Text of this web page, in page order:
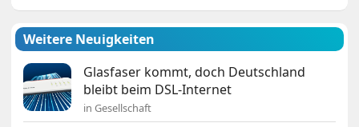
Weitere Neuigkeiten
Glasfaser kommt, doch Deutschland
bleibt beim DSL-Internet
in Gesellschaft